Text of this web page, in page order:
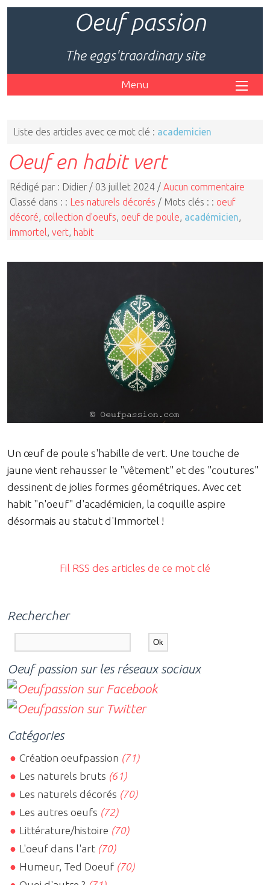
Oeuf passion
The eggs'traordinary site
Menu
Liste des articles avec ce mot clé : academicien
Oeuf en habit vert
Rédigé par : Didier / 03 juillet 2024 / Aucun commentaire
Classé dans : : Les naturels décorés / Mots clés : : oeuf
décoré collection d'oeufs oeuf de poule académicien
immortel
vert habit
Un œuf de poule s'habille de vert. Une touche de
jaune vient rehausser le "vêtement" et des "coutures"
dessinent de jolies formes géométriques. Avec cet
habit "n'oeuf" d'académicien, la coquille aspire
désormais au statut d'Immortel !
Fil RSS des articles de ce mot clé
Rechercher
Oeuf passion sur les réseaux sociaux
Catégories
Création oeufpassion (71)
Les naturels bruts (61)
Les naturels décorés (70)
Les autres oeufs (72)
Littérature/histoire (70)
L'oeuf dans l'art (70)
Humeur, Ted Doeuf (70)